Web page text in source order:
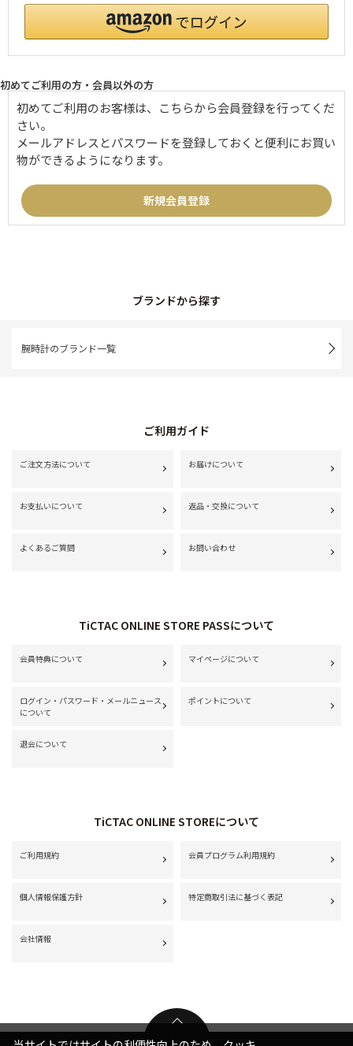
初めてご利用の方・会員以外の方
初めてご利用のお客様は、こちらから会員登録を行ってくだ
さい。
メールアドレスとパスワードを登録しておくと便利にお買い
物ができるようになります。
ブランドから探す
腕時計のブランド一覧
ご利用ガイド
ご注文方法について お届けについて
お支払いについて 返品・交換について
よくあるご質問 お問い合わせ
TiCTAC ONLINE STORE PASSについて
会員特典について マイページについて
ログイン・パスワード・メールニュース
について
ポイントについて
退会について
TiCTAC ONLINE STOREについて
ご利用規約 会員プログラム利用規約
個人情報保護方針 特定商取引法に基づく表記
会社情報